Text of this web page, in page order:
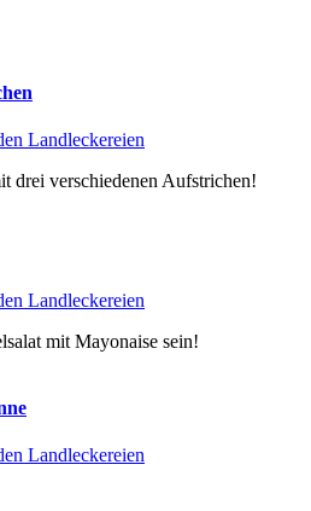
Landleckereien
drei verschiedenen Aufstrichen!
Landleckereien
mit Mayonaise sein!
Landleckereien